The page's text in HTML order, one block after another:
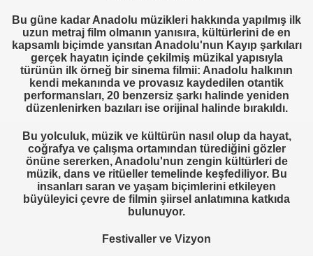
Bu güne kadar Anadolu müzikleri hakkında yapılmış ilk
uzun metraj film olmanın yanısıra, kültürlerini de en
kapsamlı biçimde yansıtan Anadolu'nun Kayıp şarkıları
gerçek hayatın içinde çekilmiş müzikal yapısıyla
türünün ilk örneğ bir sinema filmii: Anadolu halkının
kendi mekanında ve provasız kaydedilen otantik
performansları, 20 benzersiz şarkı halinde yeniden
düzenlenirken bazıları ise orijinal halinde bırakıldı.
Bu yolculuk, müzik ve kültürün nasıl olup da hayat,
coğrafya ve çalışma ortamından türediğini gözler
önüne sererken, Anadolu'nun zengin kültürleri de
müzik, dans ve ritüeller temelinde keşfediliyor. Bu
insanları saran ve yaşam biçimlerini etkileyen
büyüleyici çevre de filmin şiirsel anlatımına katkıda
bulunuyor.
Festivaller ve Vizyon